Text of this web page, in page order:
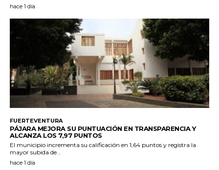
hace 1 día
FUERTEVENTURA
PÁJARA MEJORA SU PUNTUACIÓN EN TRANSPARENCIA Y
ALCANZA LOS 7,97 PUNTOS
El municipio incrementa su calificación en 1,64 puntos y registra la
mayor subida de...
hace 1 día